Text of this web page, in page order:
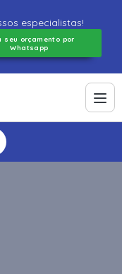
especialistas!
seu orçamento por
Whatsapp